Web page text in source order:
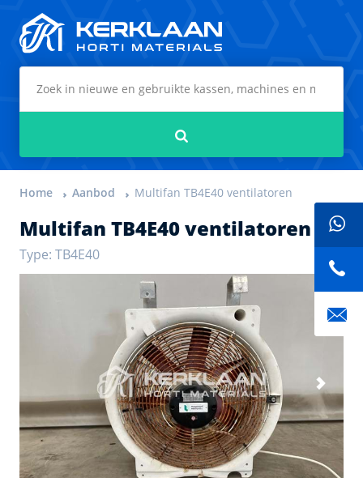
Home Aanbod Multifan TB4E40 ventilatoren
Multifan TB4E40 ventilatoren
Type: TB4E40